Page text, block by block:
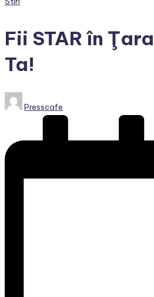
Fii STAR în Ţara
Ta!
Posted
Presscafe